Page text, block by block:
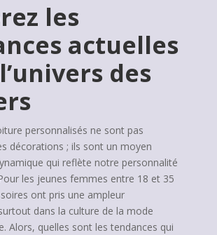
les
actuelles
des
personnalisés ne sont pas
décorations ; ils sont un moyen
qui reflète notre personnalité
les jeunes femmes entre 18 et 35
ont pris une ampleur
dans la culture de la mode
Alors, quelles sont les tendances qui